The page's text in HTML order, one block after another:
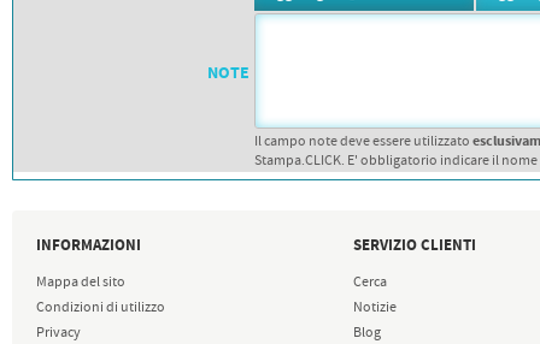
PETTORALI CON NOME ATLETA
NOTE
Il campo note deve essere utilizzato
Stampa.CLICK. E' obbligatorio indicare il
INFORMAZIONI
Mappa del sito
Condizioni di utilizzo
Privacy
SERVIZIO CLIENTI
Cerca
Notizie
Blog